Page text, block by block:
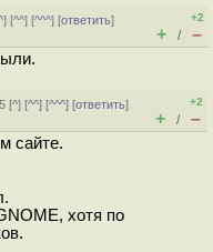
] [^^] [^^^] [ответить]
+2
+ / –
[^] [^^] [^^^] [ответить]
+2
+ / –
сайте.
хотя по